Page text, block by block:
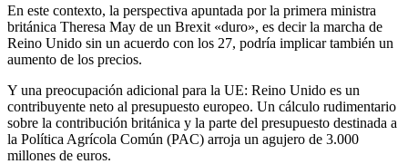
En este contexto, la perspectiva apuntada por la primera ministra
británica Theresa May de un Brexit «duro», es decir la marcha de
Reino Unido sin un acuerdo con los 27, podría implicar también un
aumento de los precios.
Y una preocupación adicional para la UE: Reino Unido es un
contribuyente neto al presupuesto europeo. Un cálculo rudimentario
sobre la contribución británica y la parte del presupuesto destinada a
la Política Agrícola Común (PAC) arroja un agujero de 3.000
millones de euros.